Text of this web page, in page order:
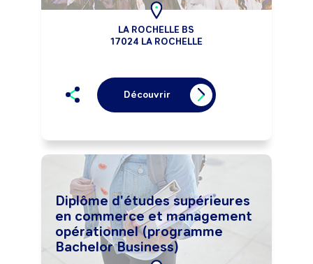
LA ROCHELLE BS
17024 LA ROCHELLE
Découvrir
Diplôme d'études supérieures
en commerce et management
opérationnel (programme
Bachelor Business)